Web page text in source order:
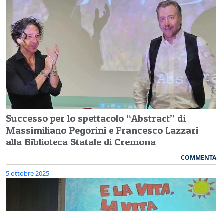
Successo per lo spettacolo “Abstract” di
Massimiliano Pegorini e Francesco Lazzari
alla Biblioteca Statale di Cremona
COMMENTA
5 ottobre 2025